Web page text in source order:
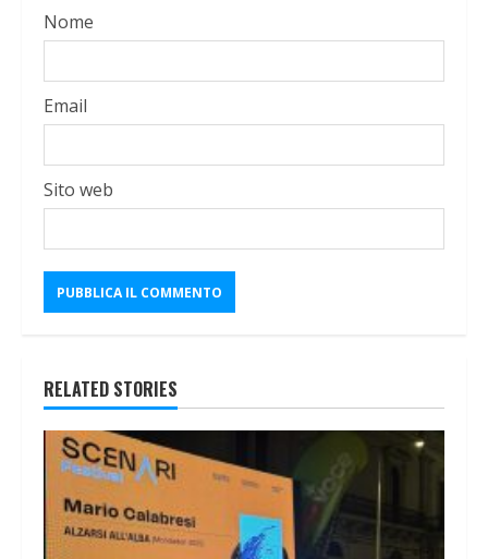
Nome
Email
Sito web
RELATED STORIES